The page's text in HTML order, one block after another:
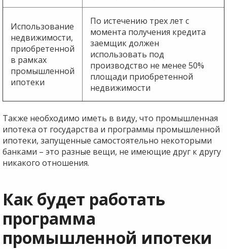
Использование
недвижимости,
приобретенной
в рамках
промышленной
ипотеки
По истечению трех лет с
момента получения кредита
заемщик должен
использовать под
производство не менее 50%
площади приобретенной
недвижимости
Также необходимо иметь в виду, что промышленная
ипотека от государства и программы промышленной
ипотеки, запущенные самостоятельно некоторыми
банками – это разные вещи, не имеющие друг к другу
никакого отношения.
Как будет работать
программа
промышленной ипотеки